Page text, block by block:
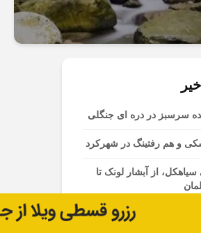
سرسبز در دره ای جنگلی
و هم رفتینگ در شهرکرد
از آبشار لونک تا
شهری سرسبز در